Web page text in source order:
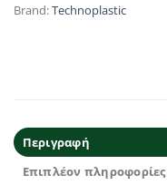
Brand:Technoplastic
Περιγραφή
Επιπλέον πληροφορίες